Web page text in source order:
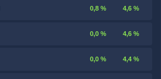
0,8 % 4,6 %
0,0 % 4,6 %
0,0 % 4,4 %